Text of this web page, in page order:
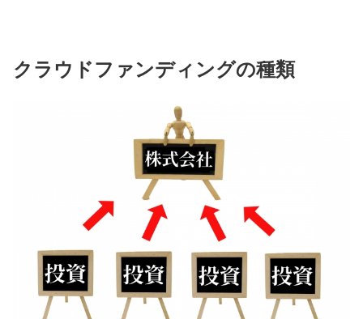
クラウドファンディングの種類